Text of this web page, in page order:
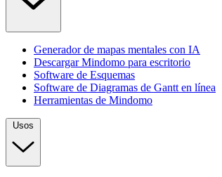
Generador de mapas mentales con IA
Descargar Mindomo para escritorio
Software de Esquemas
Software de Diagramas de Gantt en línea
Herramientas de Mindomo
Usos